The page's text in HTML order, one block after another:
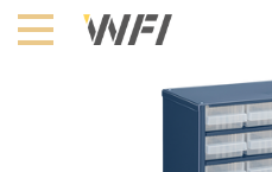
Hoppa
till